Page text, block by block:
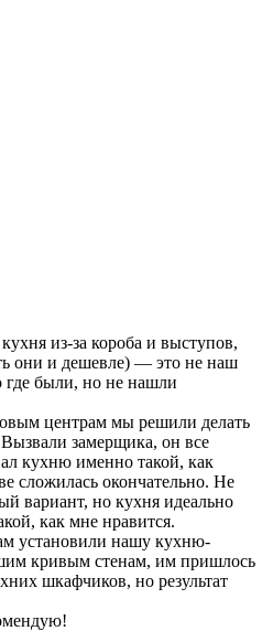
из-за короба и выступов,
они и дешевле) — это не наш
были, но не нашли
центрам мы решили делать
замерщика, он все
кухню именно такой, как
сложилась окончательно. Не
вариант, но кухня идеально
как мне нравится.
установили нашу кухню-
кривым стенам, им пришлось
шкафчиков, но результат